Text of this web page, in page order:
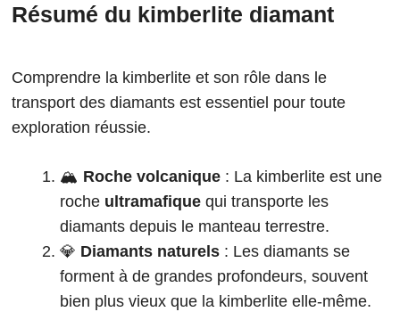
Résumé du kimberlite diamant
Comprendre la kimberlite et son rôle dans le
transport des diamants est essentiel pour toute
exploration réussie.
🏔️ Roche volcanique : La kimberlite est une
roche ultramafique qui transporte les
diamants depuis le manteau terrestre.
💎 Diamants naturels : Les diamants se
forment à de grandes profondeurs, souvent
bien plus vieux que la kimberlite elle-même.